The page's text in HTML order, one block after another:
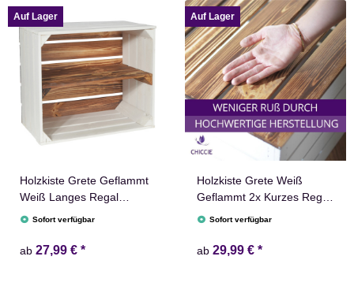
Auf Lager
Holzkiste Grete Geflammt
Weiß Langes Regal
Obstkiste Dekokiste
50x40x30cm
Sofort verfügbar
ab 27,99 € *
Auf Lager
Holzkiste Grete Weiß
Geflammt 2x Kurzes Regal
Obstkiste Dekokiste
Gehobelt
Sofort verfügbar
ab 29,99 € *